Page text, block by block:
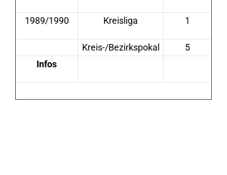
1989/1990 Kreisliga 1
Kreis-/Bezirkspokal
5
Infos